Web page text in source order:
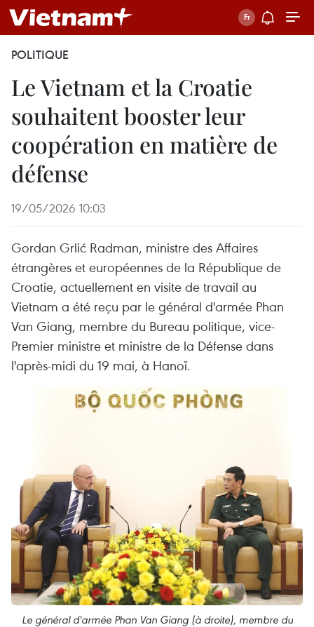
POLITIQUE
Le Vietnam et la Croatie
souhaitent booster leur
coopération en matière de
défense
19/05/2026 10:03
Gordan Grlić Radman, ministre des Affaires
étrangères et européennes de la République de
Croatie, actuellement en visite de travail au
Vietnam a été reçu par le général d'armée Phan
Van Giang, membre du Bureau politique, vice-
Premier ministre et ministre de la Défense dans
l'après-midi du 19 mai, à Hanoï.
Le général d'armée Phan Van Giang (à droite), membre du